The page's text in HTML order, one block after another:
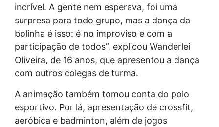
incrível. A gente nem esperava, foi uma
surpresa para todo grupo, mas a dança da
bolinha é isso: é no improviso e com a
participação de todos”, explicou Wanderlei
Oliveira, de 16 anos, que apresentou a dança
com outros colegas de turma.
A animação também tomou conta do polo
esportivo. Por lá, apresentação de crossfit,
aeróbica e badminton, além de jogos